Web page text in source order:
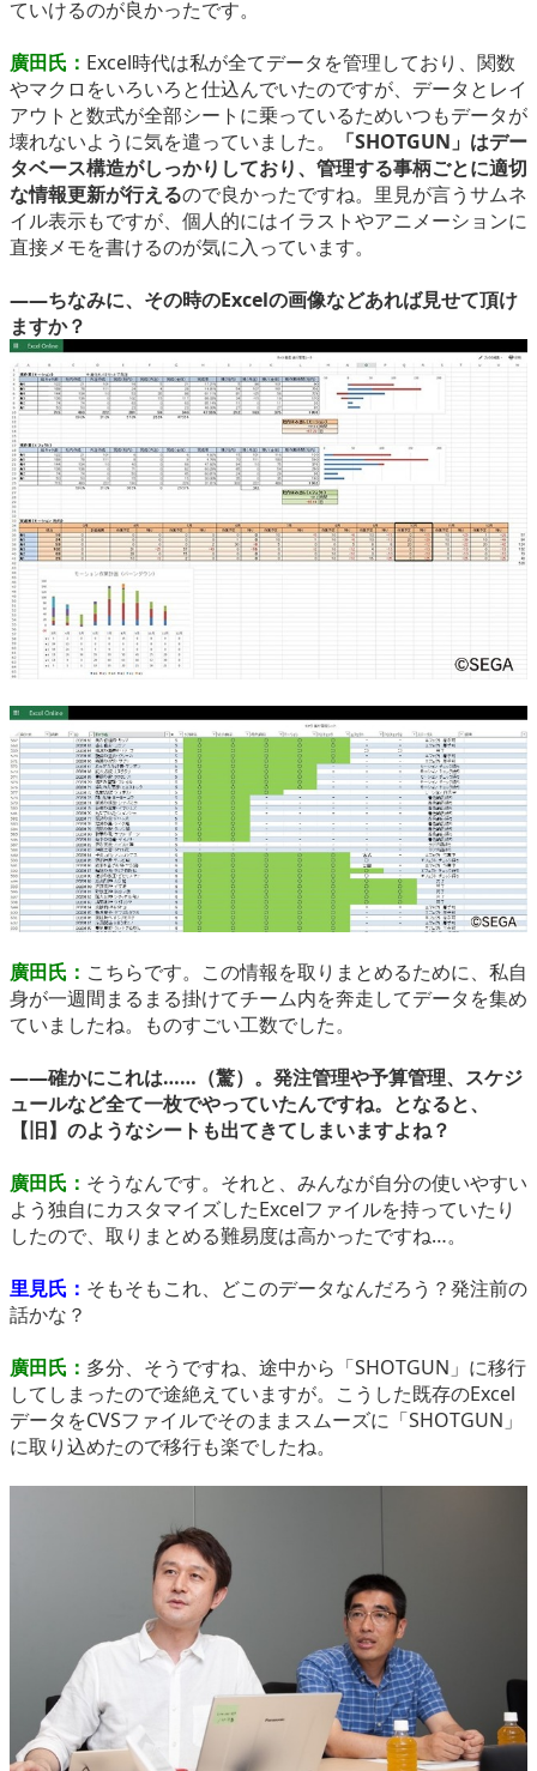
ていけるのが良かったです。
廣田氏： Excel時代は私が全てデータを管理しており、関数
やマクロをいろいろと仕込んでいたのですが、データとレイ
アウトと数式が全部シートに乗っているためいつもデータが
壊れないように気を遣っていました。
「SHOTGUN」はデー
タベース構造がしっかりしており、管理する事柄ごとに適切
な情報更新が行えるので良かったですね。里見が言うサムネ
イル表示もですが、個人的にはイラストやアニメーションに
直接メモを書けるのが気に入っています。
――ちなみに、その時のExcelの画像などあれば見せて頂け
ますか？
廣田氏： こちらです。この情報を取りまとめるために、私自
身が一週間まるまる掛けてチーム内を奔走してデータを集め
ていましたね。ものすごい工数でした。
――確かにこれは……（驚）。発注管理や予算管理、スケジ
ュールなど全て一枚でやっていたんですね。となると、
【旧】のようなシートも出てきてしまいますよね？
廣田氏： そうなんです。それと、みんなが自分の使いやすい
よう独自にカスタマイズしたExcelファイルを持っていたり
したので、取りまとめる難易度は高かったですね…。
里見氏： そもそもこれ、どこのデータなんだろう？発注前の
話かな？
廣田氏： 多分、そうですね、途中から「SHOTGUN」に移行
してしまったので途絶えていますが。こうした既存のExcel
データをCVSファイルでそのままスムーズに「SHOTGUN」
に取り込めたので移行も楽でしたね。